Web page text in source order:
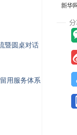
暨圆桌对话
用服务体系